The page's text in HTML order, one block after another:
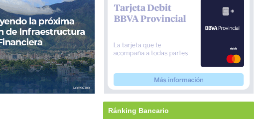
Ránking Bancario